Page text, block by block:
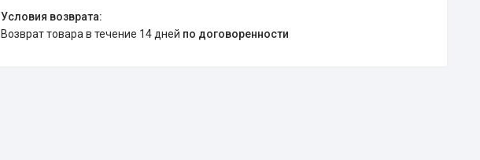
возврат товара в течение 14 дней по договоренности